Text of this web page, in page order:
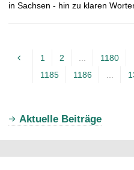
in Sachsen - hin zu klaren
1 2 ... 1180
1185
1186 ...
Aktuelle Beiträge